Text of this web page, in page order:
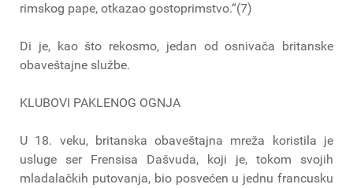
rimskog pape, otkazao gostoprimstvo.“(7)
Di je, kao što rekosmo, jedan od osnivača britanske
obaveštajne službe.
KLUBOVI PAKLENOG OGNJA
U 18. veku, britanska obaveštajna mreža koristila je
usluge ser Frensisa Dašvuda, koji je, tokom svojih
mladalačkih putovanja, bio posvećen u jednu francusku